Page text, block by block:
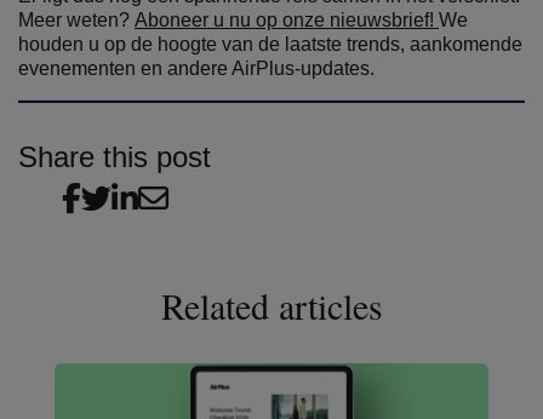
Meer weten? Aboneer u nu op onze nieuwsbrief! We
houden u op de hoogte van de laatste trends, aankomende
evenementen en andere AirPlus-updates.
Share this post
Related articles